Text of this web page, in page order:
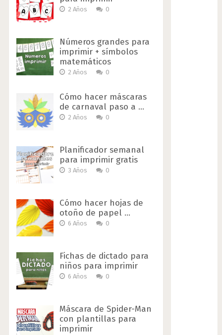
2 Años 0
Números grandes para
imprimir + símbolos
matemáticos
2 Años 0
Cómo hacer máscaras
de carnaval paso a …
2 Años 0
Planificador semanal
para imprimir gratis
3 Años 0
Cómo hacer hojas de
otoño de papel …
6 Años 0
Fichas de dictado para
niños para imprimir
6 Años 0
Máscara de Spider-Man
con plantillas para
imprimir